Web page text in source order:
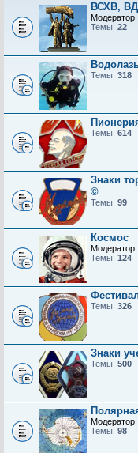
ВСХВ,
Модератор:
Темы: 22
Темы: 318
Темы: 614
Знаки
©
Темы: 99
Космос
Модератор:
Темы: 124
Темы: 326
Знаки
Темы: 500
Модератор:
Темы: 98